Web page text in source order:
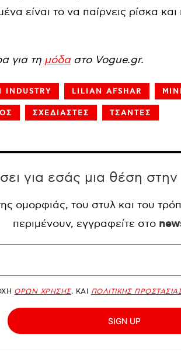
είναι το να παίρνεις ρίσκα
για τη μόδαστο Vogue.gr.
INDUSTRY LILIAN AFSHAR
ΣΧΕΔΙΑΣΤΕΣ ΤΣΑΝΤΕΣ
για εσάς μια θέση
ομορφιάς, του στυλ και του
περιμένουν, εγγραφείτε στο
ΟΡΩΝ ΧΡΗΣΗΣ, ΚΑΙ ΠΟΛΙΤΙΚΗΣ
SIGN UP